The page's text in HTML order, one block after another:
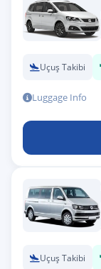
Uçuş Takibi
Luggage Info
Uçuş Takibi